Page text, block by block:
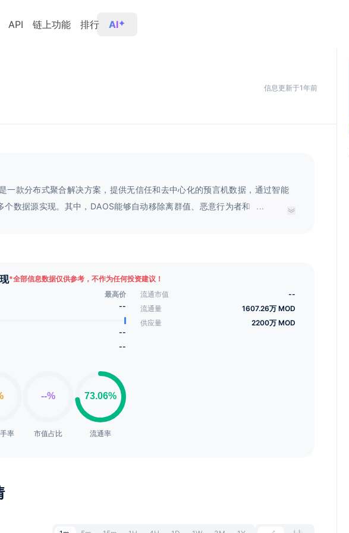
API 链上功能 排行 AI
信息更新于1年前
一款分布式聚合解决方案，提供无信任和去中心化的预言机数据，通过智能
个数据源实现。其中，DAOS能够自动移除离群值、恶意行为者和损坏的数
...
*全部信息数据仅供参考，不作为任何投资建议！
最高价
--
--
--
率 市值占比 流通率
流通市值
--
流通量
1607.26万 MOD
供应量
2200万 MOD